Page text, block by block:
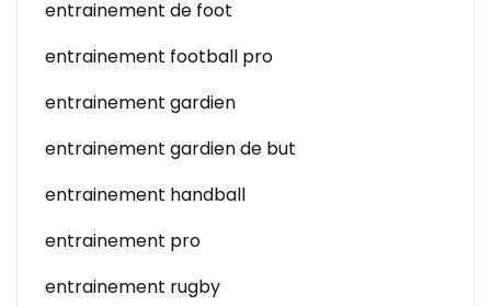
entrainement de foot
entrainement football pro
entrainement gardien
entrainement gardien de but
entrainement handball
entrainement pro
entrainement rugby